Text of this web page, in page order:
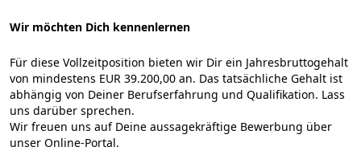
Wir möchten Dich kennenlernen
Für diese Vollzeitposition bieten wir Dir ein Jahresbruttogehalt
von mindestens EUR 39.200,00 an. Das tatsächliche Gehalt ist
abhängig von Deiner Berufserfahrung und Qualifikation. Lass
uns darüber sprechen.
Wir freuen uns auf Deine aussagekräftige Bewerbung über
unser Online-Portal.